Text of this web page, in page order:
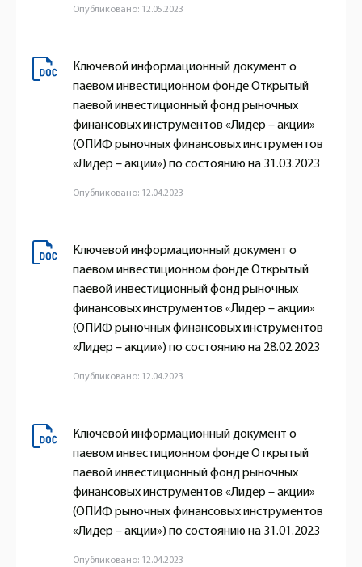
Опубликовано: 12.05.2023
Ключевой информационный документ о
паевом инвестиционном фонде Открытый
паевой инвестиционный фонд рыночных
финансовых инструментов «Лидер – акции»
(ОПИФ рыночных финансовых инструментов
«Лидер – акции») по состоянию на 31.03.2023
Опубликовано: 12.04.2023
Ключевой информационный документ о
паевом инвестиционном фонде Открытый
паевой инвестиционный фонд рыночных
финансовых инструментов «Лидер – акции»
(ОПИФ рыночных финансовых инструментов
«Лидер – акции») по состоянию на 28.02.2023
Опубликовано: 12.04.2023
Ключевой информационный документ о
паевом инвестиционном фонде Открытый
паевой инвестиционный фонд рыночных
финансовых инструментов «Лидер – акции»
(ОПИФ рыночных финансовых инструментов
«Лидер – акции») по состоянию на 31.01.2023
Опубликовано: 12.04.2023